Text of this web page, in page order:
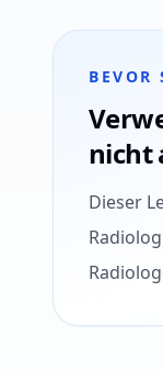
BEVOR
nicht
Dieser